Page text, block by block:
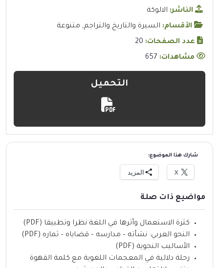
الناشر: الالوكة
الأقسام: السيرة والتاريخ والتراجم, متنوعة
عدد الصفحات: 20
مشاهدات:
التحميل
شارك هذا الموضوع:
X المزيد
مواضيع ذات صلة
كثرة الاستعمال وأثرها في اللغة نظرا وتطبيقا (PDF)
النحو العربي: نشأته – مدارسه – قضاياه – ثماره (PDF)
الأساليب النحوية (PDF)
رحلة دلالية في المعجمات اللغوية مع كلمة القهوة